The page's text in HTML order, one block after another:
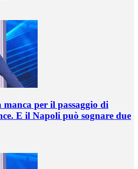
per il passaggio di
E il Napoli può sognare due